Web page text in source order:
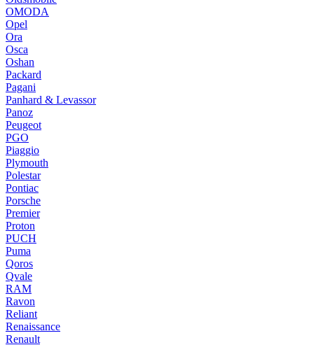
OMODA
Opel
Ora
Osca
Oshan
Packard
Pagani
Panhard & Levassor
Panoz
Peugeot
PGO
Piaggio
Plymouth
Polestar
Pontiac
Porsche
Premier
Proton
PUCH
Puma
Qoros
Qvale
RAM
Ravon
Reliant
Renaissance
Renault